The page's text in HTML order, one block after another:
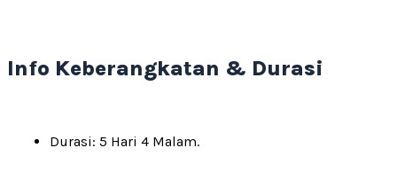
Info Keberangkatan & Durasi
Durasi: 5 Hari 4 Malam.